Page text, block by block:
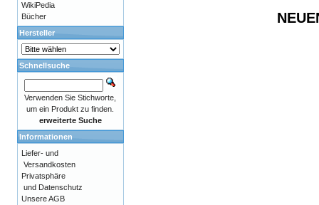
WikiPedia
Bücher
Hersteller
Schnellsuche
Verwenden Sie Stichworte,
um ein Produkt zu finden.
erweiterte Suche
Informationen
Liefer- und
Versandkosten
Privatsphäre
und Datenschutz
Unsere AGB